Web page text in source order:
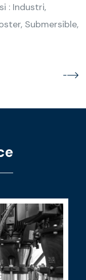
: Industri,
Submersible,